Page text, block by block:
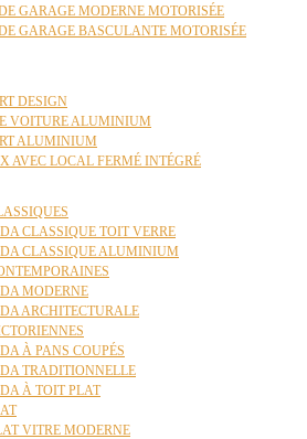
GARAGE MODERNE MOTORISÉE
GARAGE BASCULANTE MOTORISÉE
DESIGN
VOITURE ALUMINIUM
ALUMINIUM
AVEC LOCAL FERMÉ INTÉGRÉ
CLASSIQUE TOIT VERRE
CLASSIQUE ALUMINIUM
MODERNE
ARCHITECTURALE
À PANS COUPÉS
TRADITIONNELLE
À TOIT PLAT
VITRE MODERNE